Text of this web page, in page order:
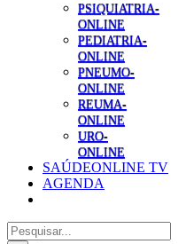
PSIQUIATRIA-
ONLINE
PEDIATRIA-
ONLINE
PNEUMO-
ONLINE
REUMA-
ONLINE
URO-
ONLINE
SAÚDEONLINE TV
AGENDA
Pesquisar